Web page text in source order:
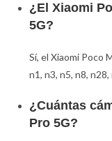
¿El Xiaomi
5G?
Sí, el Xiaomi Poco
n1, n3, n5, n8,
¿Cuántas
Pro 5G?